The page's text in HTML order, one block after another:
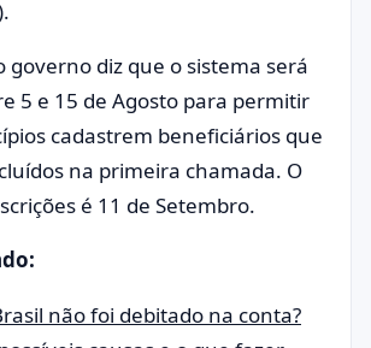
governo diz que o sistema será
5 e 15 de Agosto para permitir
cadastrem beneficiários que
na primeira chamada. O
é 11 de Setembro.
não foi debitado na conta?